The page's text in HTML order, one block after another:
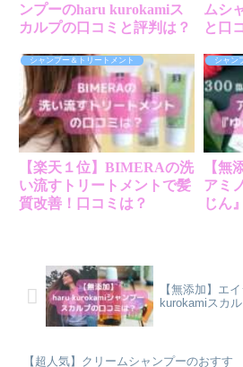
ンプーのharu kurokamiス
カルプの口コミと評判は？
ムシ
と口
シャンプー＆トリートメント
【楽天１位】BIMERAの洗
い流すトリートメントで髪
質改善！口コミは？
シャン
【無
アミ
じん
【無添加】エ
kurokamiスカ
【超人気】クリームシャンプーのおすす